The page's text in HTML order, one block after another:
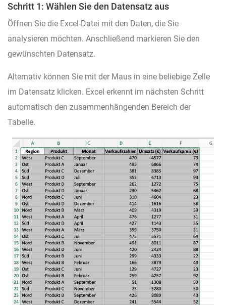
Schritt 1: Wählen Sie den Datensatz aus
Öffnen Sie die Excel-Datei mit den Daten, die Sie
analysieren möchten. Anschließend markieren Sie den
gewünschten Datensatz.
Alternativ können Sie mit der Maus in eine beliebige Zelle
im Datensatz klicken. Excel erkennt im nächsten Schritt
automatisch den zusammenhängenden Bereich der
Tabelle.